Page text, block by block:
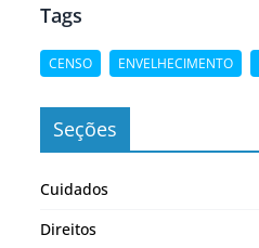
Tags
CENSO ENVELHECIMENTO
Seções
Cuidados
Direitos